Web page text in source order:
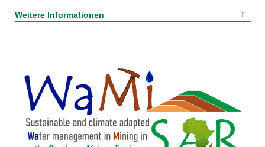
Weitere Informationen